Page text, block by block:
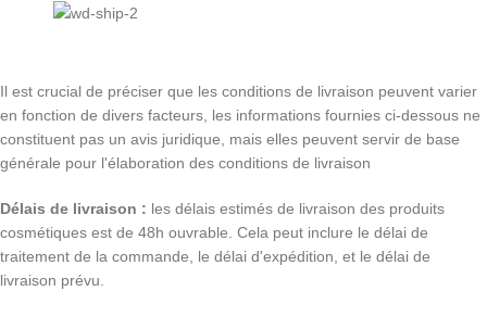
Il est crucial de préciser que les conditions de livraison peuvent varier
en fonction de divers facteurs, les informations fournies ci-dessous ne
constituent pas un avis juridique, mais elles peuvent servir de base
générale pour l'élaboration des conditions de livraison
Délais de livraison : les délais estimés de livraison des produits
cosmétiques est de 48h ouvrable. Cela peut inclure le délai de
traitement de la commande, le délai d'expédition, et le délai de
livraison prévu.